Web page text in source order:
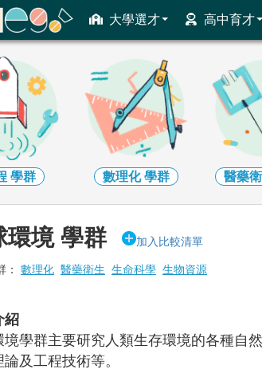
大學選才 高中育才
選才與高中育才輔助系統
學群 數理化學群 醫藥
環境 學群 加入比較清單
： 數理化 醫藥衛生 生命科學 生物資源
紹
境學群主要研究人類生存環境的各種自
及工程技術等。